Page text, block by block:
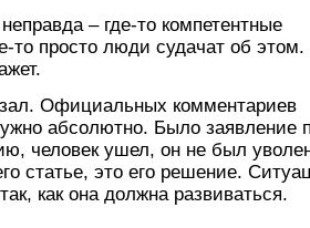
– где-то компетентные
то просто люди судачат об этом.
Официальных комментариев
абсолютно. Было заявление
человек ушел, он не был
статье, это его решение.
как она должна развиваться.